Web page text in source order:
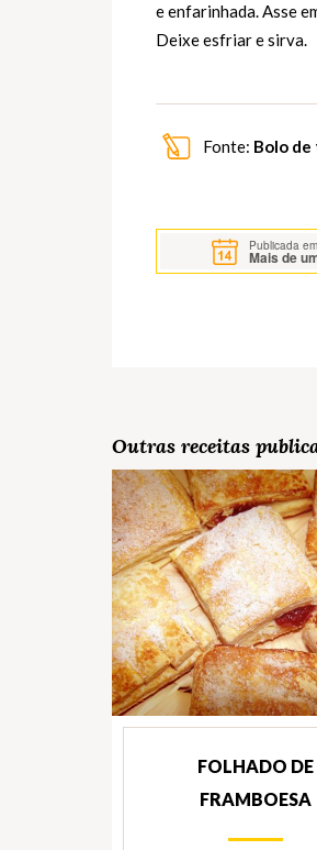
e enfarinhada. Asse
Deixe esfriar e sirva.
Fonte: Bolo
Publicada em
Mais de
Outras receitas
FOLHADO DE
FRAMBOESA